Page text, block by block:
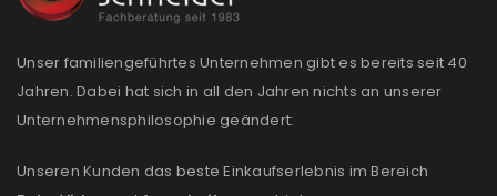
Unser familiengeführtes Unternehmen gibt es bereits seit 40
Jahren. Dabei hat sich in all den Jahren nichts an unserer
Unternehmensphilosophie geändert:
Unseren Kunden das beste Einkaufserlebnis im Bereich